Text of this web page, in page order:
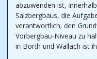
abzuwenden ist,
Salzbergbaus, die
verantwortlich, den
Vorbergbau-Niveau zu
in Borth und Wallach ist